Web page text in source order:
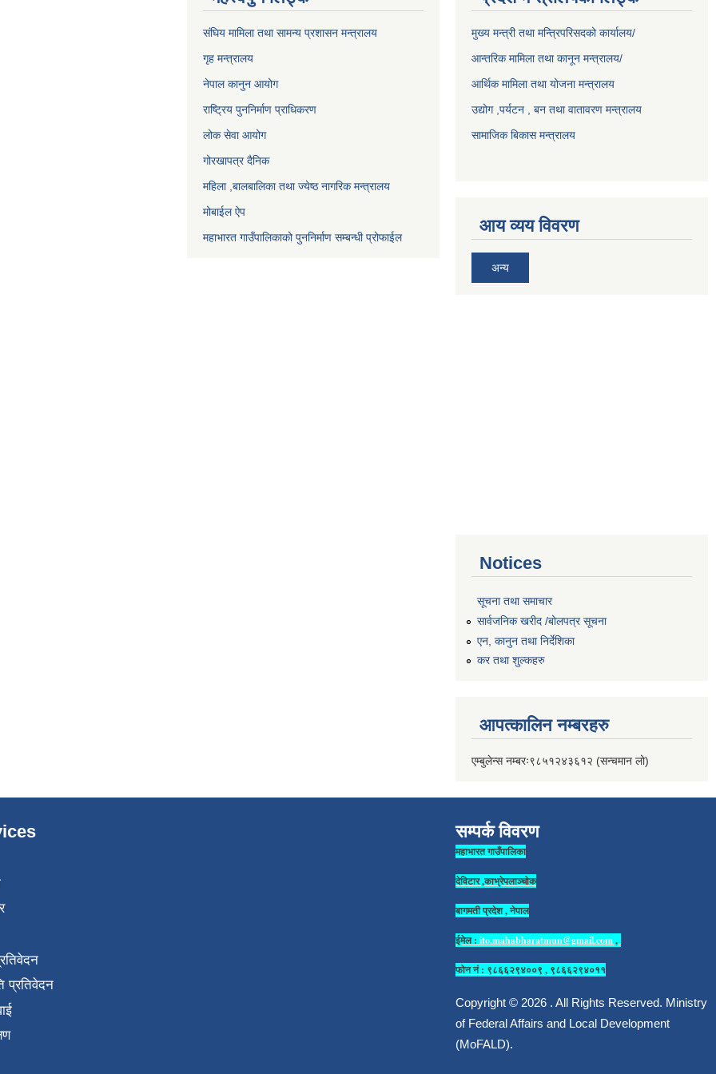
संघिय मामिला तथा सामन्य प्रशासन मन्त्रालय
गृह मन्त्रालय
नेपाल कानुन आयोग
राष्ट्रिय पुननिर्माण प्राधिकरण
लोक सेवा आयोग
गोरखापत्र दैनिक
महिला ,बालबालिका तथा ज्येष्ठ नागरिक मन्त्रालय
मोबाईल ऐप
महाभारत गाउँपालिकाको पुननिर्माण सम्बन्धी प्रोफाईल
मुख्य मन्त्री तथा मन्त्रिपरिसदको कार्यालय/
आन्तरिक मामिला तथा कानून मन्त्रालय/
आर्थिक मामिला तथा योजना मन्त्रालय
उद्योग ,पर्यटन , बन तथा वातावरण मन्त्रालय
सामाजिक बिकास मन्त्रालय
आय व्यय विवरण
अन्य
Notices
सूचना तथा समाचार
सार्वजनिक खरीद /बोलपत्र सूचना
एन, कानुन तथा निर्देशिका
कर तथा शुल्कहरु
आपत्कालिन नम्बरहरु
एम्बुलेन्स नम्बरः९८५१२४३६१२ (सन्चमान लो)
प्रतिवेदन
सम्पर्क विवरण
महाभारत गाउँपालिका
देविटार ,काभ्रेपलाञ्चोक
बागमती प्रदेश , नेपाल
ईमेल : ito.mahabharatmun@gmail.com,
फोन नं : ९८६६२९४००९ , ९८६६२९४०११
Copyright © 2026 . All Rights Reserved. Ministry
of Federal Affairs and Local Development
(MoFALD).